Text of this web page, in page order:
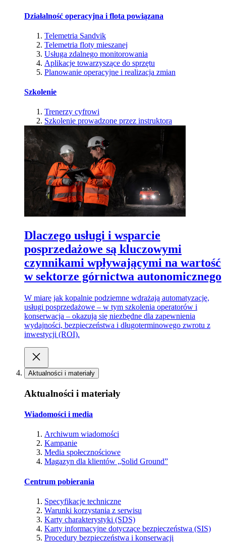
Działalność operacyjna i flota powiązana
Telemetria Sandvik
Telemetria floty mieszanej
Usługa zdalnego monitorowania
Aplikacje towarzyszące do sprzętu
Planowanie operacyjne i realizacja zmian
Szkolenie
Trenerzy cyfrowi
Szkolenie prowadzone przez instruktora
Dlaczego usługi i wsparcie
posprzedażowe są kluczowymi
czynnikami wpływającymi na wartość
w sektorze górnictwa autonomicznego
W miarę jak kopalnie podziemne wdrażają automatyzację,
usługi posprzedażowe – w tym szkolenia operatorów i
konserwacja – okazują się niezbędne dla zapewnienia
wydajności, bezpieczeństwa i długoterminowego zwrotu z
inwestycji (ROI).
Aktualności i materiały
Aktualności i materiały
Wiadomości i media
Archiwum wiadomości
Kampanie
Media społecznościowe
Magazyn dla klientów „Solid Ground”
Centrum pobierania
Specyfikacje techniczne
Warunki korzystania z serwisu
Karty charakterystyki (SDS)
Karty informacyjne dotyczące bezpieczeństwa (SIS)
Procedury bezpieczeństwa i konserwacji